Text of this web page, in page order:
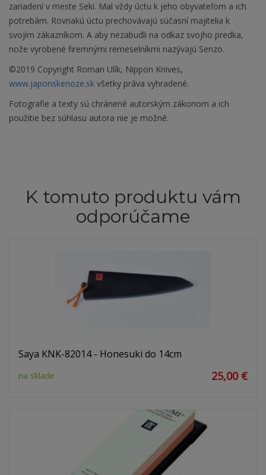
zariadení v meste Seki. Mal vždy úctu k jeho obyvateľom a ich
potrebám. Rovnakú úctu prechovávajú súčasní majitelia k
svojím zákazníkom. A aby nezabudli na odkaz svojho predka,
nože vyrobené firemnými remeselníkmi nazývajú Senzo.
©2019 Copyright Roman Ulík, Nippon Knives,
www.japonskenoze.sk všetky práva vyhradené.
Fotografie a texty sú chránené autorským zákonom a ich
použitie bez súhlasu autora nie je možné.
K tomuto produktu vám
odporúčame
Saya KNK-82014 - Honesuki do 14cm
na sklade 25,00 €